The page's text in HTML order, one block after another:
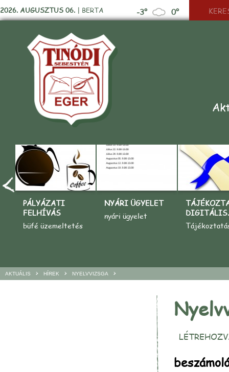
2026. AUGUSZTUS 06. | BERTA -3° 0°
PÁLYÁZATI
FELHÍVÁS
büfé üzemeltetés
NYÁRI ÜGYELET
nyári ügyelet
AKTUÁLIS > HÍREK > NYELVVIZSGA >